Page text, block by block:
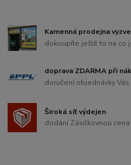
Kamenná prodejna
dokoupíte ještě to na co
doprava ZDARMA při
doručení objednávky
Široká síť výdejen
dodání Zásilkovnou cena